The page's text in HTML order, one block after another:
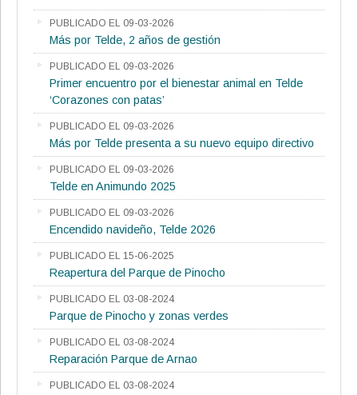
PUBLICADO EL 09-03-2026
Más por Telde, 2 años de gestión
PUBLICADO EL 09-03-2026
Primer encuentro por el bienestar animal en Telde
‘Corazones con patas’
PUBLICADO EL 09-03-2026
Más por Telde presenta a su nuevo equipo directivo
PUBLICADO EL 09-03-2026
Telde en Animundo 2025
PUBLICADO EL 09-03-2026
Encendido navideño, Telde 2026
PUBLICADO EL 15-06-2025
Reapertura del Parque de Pinocho
PUBLICADO EL 03-08-2024
Parque de Pinocho y zonas verdes
PUBLICADO EL 03-08-2024
Reparación Parque de Arnao
PUBLICADO EL 03-08-2024